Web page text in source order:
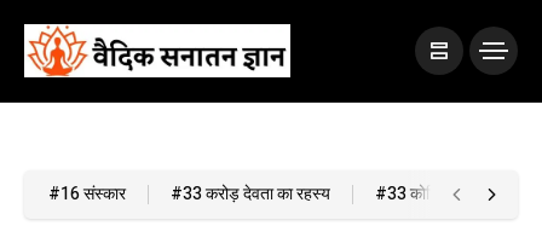
#16 संस्कार #33 करोड़ देवता का रहस्य #33 कोटि देवता